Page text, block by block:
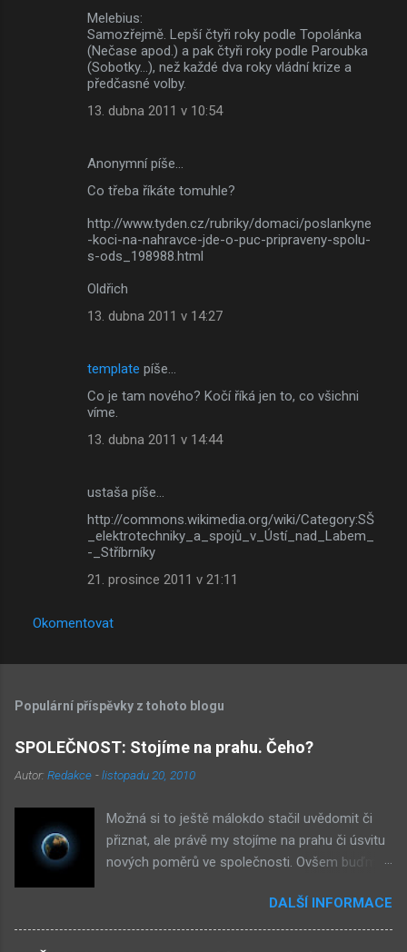
Melebius:
Samozřejmě. Lepší čtyři roky podle Topolánka
(Nečase apod.) a pak čtyři roky podle Paroubka
(Sobotky...), než každé dva roky vládní krize a
předčasné volby.
13. dubna 2011 v 10:54
Anonymní píše…
Co třeba říkáte tomuhle?
http://www.tyden.cz/rubriky/domaci/poslankyne
-koci-na-nahravce-jde-o-puc-pripraveny-spolu-
s-ods_198988.html
Oldřich
13. dubna 2011 v 14:27
template píše…
Co je tam nového? Kočí říká jen to, co všichni
víme.
13. dubna 2011 v 14:44
ustaša píše…
http://commons.wikimedia.org/wiki/Category:SŠ
_elektrotechniky_a_spojů_v_Ústí_nad_Labem_
-_Stříbrníky
21. prosince 2011 v 21:11
Okomentovat
Populární příspěvky z tohoto blogu
SPOLEČNOST: Stojíme na prahu. Čeho?
Autor: Redakce -listopadu 20, 2010
Možná si to ještě málokdo stačil uvědomit či
přiznat, ale právě my stojíme na prahu či úsvitu
nových poměrů ve společnosti. Ovšem buďme
Novými poměry ve společnosti myslím
přiklonění se s některé z nám již historicky
DALŠÍ INFORMACE